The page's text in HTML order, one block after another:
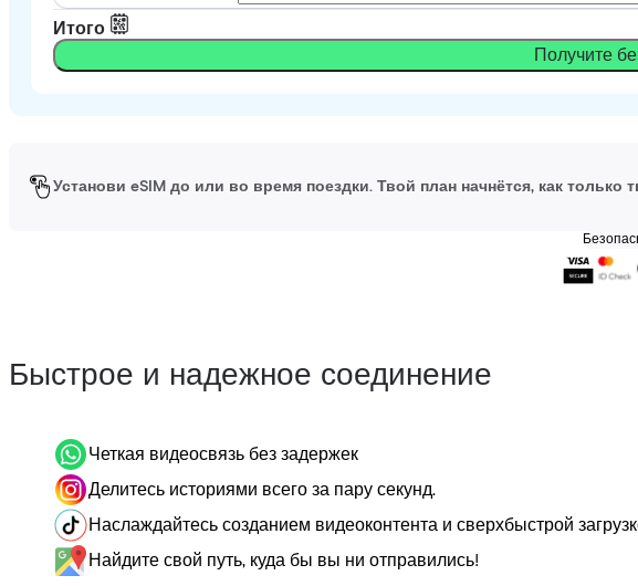
Итого
Получите
Установи eSIM до или во время поездки. Твой план начнётся, как
Быстрое и надежное соединение
Четкая видеосвязь без задержек
Делитесь историями всего за пару секунд.
Наслаждайтесь созданием видеоконтента и сверхбыстрой
Найдите свой путь, куда бы вы ни отправились!